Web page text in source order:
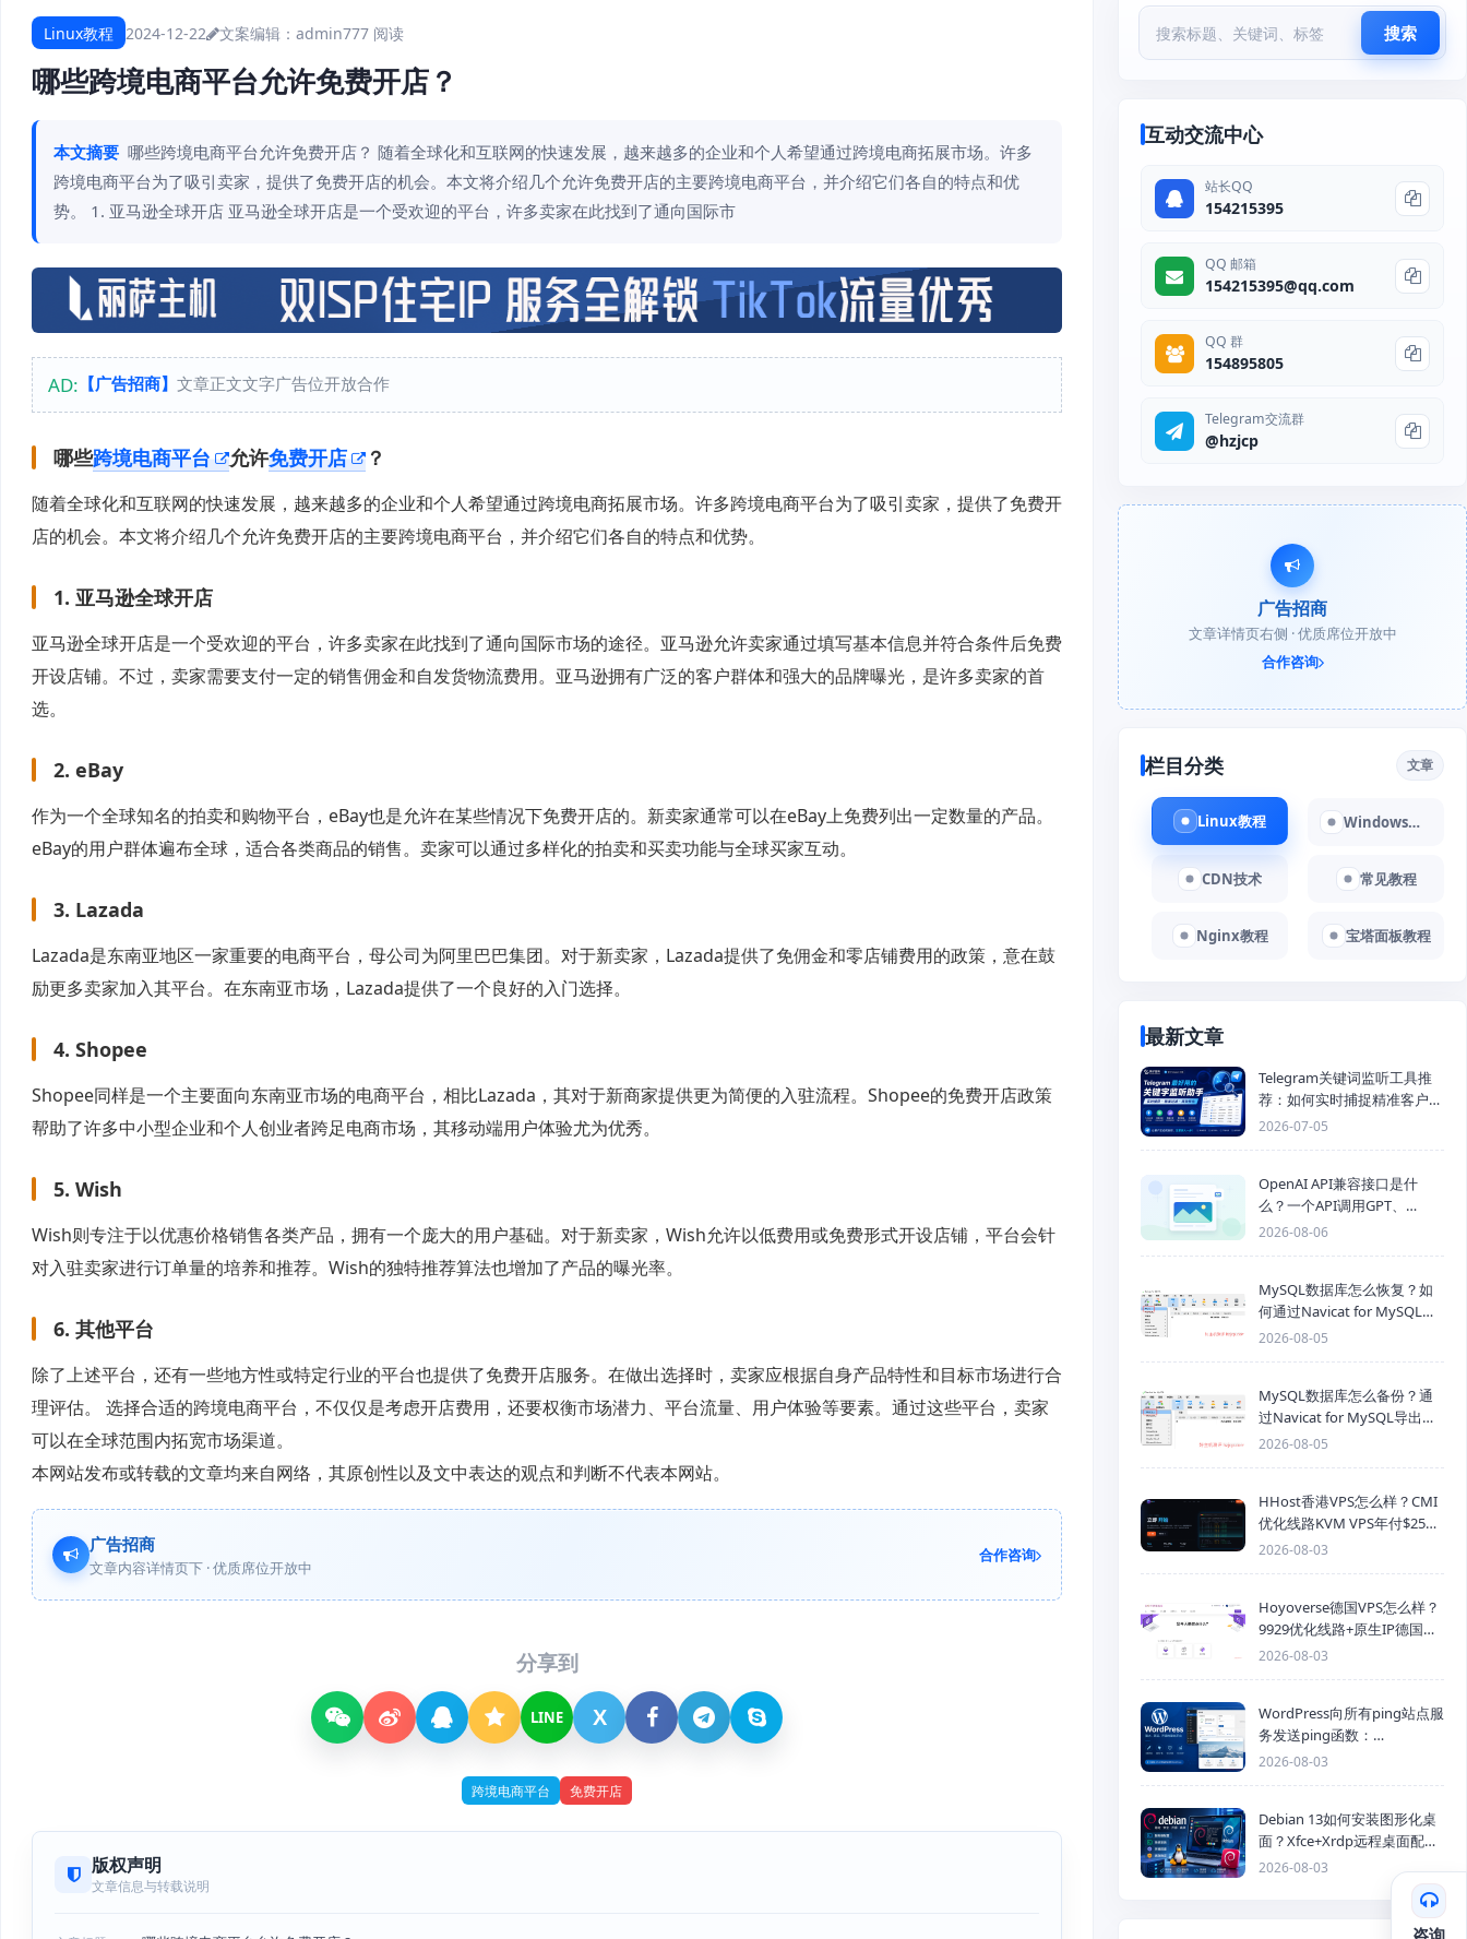
Linux教程 2024-12-22 文案编辑：admin777 阅读
哪些跨境电商平台允许免费开店？
本文摘要 哪些跨境电商平台允许免费开店？ 随着全球化和互联网的快速发展，越来越多的企业和个人希望通过跨境电商拓展市场。许多
跨境电商平台为了吸引卖家，提供了免费开店的机会。本文将介绍几个允许免费开店的主要跨境电商平台，并介绍它们各自的特点和优
势。 1. 亚马逊全球开店 亚马逊全球开店是一个受欢迎的平台，许多卖家在此找到了通向国际市
AD: 【广告招商】 文章正文文字广告位开放合作
哪些跨境电商平台 允许免费开店 ？
随着全球化和互联网的快速发展，越来越多的企业和个人希望通过跨境电商拓展市场。许多跨境电商平台为了吸引卖家，提供了免费开
店的机会。本文将介绍几个允许免费开店的主要跨境电商平台，并介绍它们各自的特点和优势。
1. 亚马逊全球开店
亚马逊全球开店是一个受欢迎的平台，许多卖家在此找到了通向国际市场的途径。亚马逊允许卖家通过填写基本信息并符合条件后免费
开设店铺。不过，卖家需要支付一定的销售佣金和自发货物流费用。亚马逊拥有广泛的客户群体和强大的品牌曝光，是许多卖家的首
选。
2. eBay
作为一个全球知名的拍卖和购物平台，eBay也是允许在某些情况下免费开店的。新卖家通常可以在eBay上免费列出一定数量的产品。
eBay的用户群体遍布全球，适合各类商品的销售。卖家可以通过多样化的拍卖和买卖功能与全球买家互动。
3. Lazada
Lazada是东南亚地区一家重要的电商平台，母公司为阿里巴巴集团。对于新卖家，Lazada提供了免佣金和零店铺费用的政策，意在鼓
励更多卖家加入其平台。在东南亚市场，Lazada提供了一个良好的入门选择。
4. Shopee
Shopee同样是一个主要面向东南亚市场的电商平台，相比Lazada，其对于新商家提供更为简便的入驻流程。Shopee的免费开店政策
帮助了许多中小型企业和个人创业者跨足电商市场，其移动端用户体验尤为优秀。
5. Wish
Wish则专注于以优惠价格销售各类产品，拥有一个庞大的用户基础。对于新卖家，Wish允许以低费用或免费形式开设店铺，平台会针
对入驻卖家进行订单量的培养和推荐。Wish的独特推荐算法也增加了产品的曝光率。
6. 其他平台
除了上述平台，还有一些地方性或特定行业的平台也提供了免费开店服务。在做出选择时，卖家应根据自身产品特性和目标市场进行合
理评估。 选择合适的跨境电商平台，不仅仅是考虑开店费用，还要权衡市场潜力、平台流量、用户体验等要素。通过这些平台，卖家
可以在全球范围内拓宽市场渠道。
本网站发布或转载的文章均来自网络，其原创性以及文中表达的观点和判断不代表本网站。
广告招商
文章内容详情页下 · 优质席位开放中
合作咨询
分享到
LINE X
跨境电商平台 免费开店
版权声明
文章信息与转载说明
搜索
互动交流中心
站长QQ
154215395
QQ 邮箱
154215395@qq.com
QQ 群
154895805
Telegram交流群
@hzjcp
广告招商
文章详情页右侧 · 优质席位开放中
合作咨询
栏目分类 文章
Linux教程 Windows教程
CDN技术 常见教程
Nginx教程 宝塔面板教程
最新文章
Telegram关键词监听工具推
荐：如何实时捕捉精准客户，
提高获客效率？
2026-07-05
OpenAI API兼容接口是什
么？一个API调用GPT、
Claude、Gemini、DeepSeek
2026-08-06
MySQL数据库怎么恢复？如
何通过Navicat for MySQL导
入SQL备份文件
2026-08-05
MySQL数据库怎么备份？通
过Navicat for MySQL导出
Mysql数据库为SQL格式备份
2026-08-05
HHost香港VPS怎么样？CMI
优化线路KVM VPS年付$25
起，4GB内存优惠套餐
2026-08-03
Hoyoverse德国VPS怎么样？
9929优化线路+原生IP德国
KVM VPS推荐
2026-08-03
WordPress向所有ping站点服
务发送ping函数：
generic_ping
2026-08-03
Debian 13如何安装图形化桌
面？Xfce+Xrdp远程桌面配置
教程
2026-08-03
咨询